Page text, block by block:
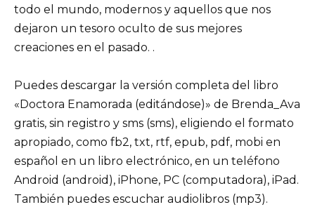
todo el mundo, modernos y aquellos que nos
dejaron un tesoro oculto de sus mejores
creaciones en el pasado. .
Puedes descargar la versión completa del libro
«Doctora Enamorada (editándose)» de Brenda_Ava
gratis, sin registro y sms (sms), eligiendo el formato
apropiado, como fb2, txt, rtf, epub, pdf, mobi en
español en un libro electrónico, en un teléfono
Android (android), iPhone, PC (computadora), iPad.
También puedes escuchar audiolibros (mp3).